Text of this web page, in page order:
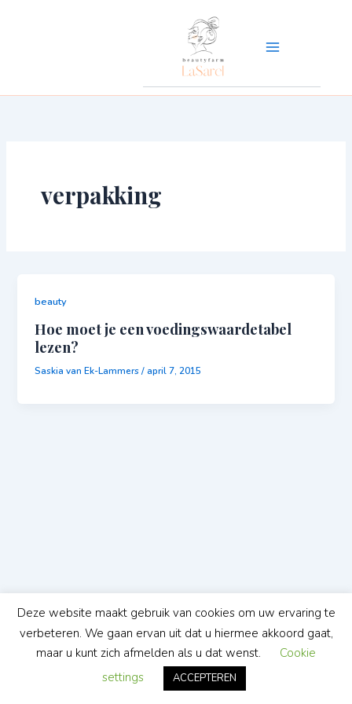
verpakking
beauty
Hoe moet je een voedingswaardetabel
lezen?
Saskia van Ek-Lammers/april 7, 2015
Deze website maakt gebruik van cookies om uw ervaring te
verbeteren. We gaan ervan uit dat u hiermee akkoord gaat,
maar u kunt zich afmelden als u dat wenst.
Cookie
settings
ACCEPTEREN